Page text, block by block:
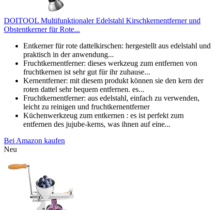
DOITOOL Multifunktionaler Edelstahl Kirschkernentferner und
Obstentkerner für Rote...
Entkerner für rote dattelkirschen: hergestellt aus edelstahl und
praktisch in der anwendung...
Fruchtkernentferner: dieses werkzeug zum entfernen von
fruchtkernen ist sehr gut für ihr zuhause...
Kernentferner: mit diesem produkt können sie den kern der
roten dattel sehr bequem entfernen. es...
Fruchtkernentferner: aus edelstahl, einfach zu verwenden,
leicht zu reinigen und fruchtkernentferner
Küchenwerkzeug zum entkernen : es ist perfekt zum
entfernen des jujube-kerns, was ihnen auf eine...
Bei Amazon kaufen
Neu